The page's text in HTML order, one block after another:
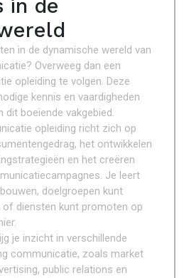
in de
in de dynamische wereld van
Overweeg dan een
opleiding te volgen. Deze
kennis en vaardigheden
boeiende vakgebied.
opleiding richt zich op
het ontwikkelen
en het creëren
Je leert
doelgroepen kunt
of diensten kunt promoten op
je inzicht in verschillende
communicatie, zoals market
public relations en